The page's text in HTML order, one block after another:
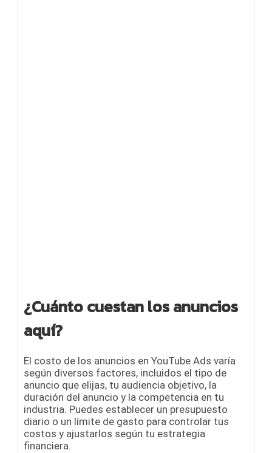
¿Cuánto cuestan los anuncios
aquí?
El costo de los anuncios en YouTube Ads varía
según diversos factores, incluidos el tipo de
anuncio que elijas, tu audiencia objetivo, la
duración del anuncio y la competencia en tu
industria. Puedes establecer un presupuesto
diario o un límite de gasto para controlar tus
costos y ajustarlos según tu estrategia
financiera.